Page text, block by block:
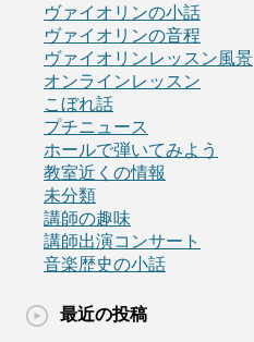
ヴァイオリンの小話
ヴァイオリンの音程
ヴァイオリンレッスン風景
オンラインレッスン
こぼれ話
プチニュース
ホールで弾いてみよう
教室近くの情報
未分類
講師の趣味
講師出演コンサート
音楽歴史の小話
最近の投稿